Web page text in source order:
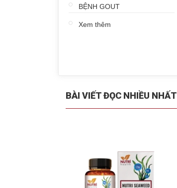
BỆNH GOUT
Xem thêm
BÀI VIẾT ĐỌC NHIỀU NHẤT